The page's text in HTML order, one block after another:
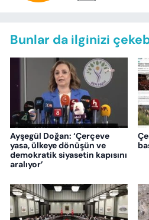
Bunlar da ilginizi
Ayşegül Doğan: ‘Çerçeve
yasa, ülkeye dönüşün ve
demokratik siyasetin kapısını
aralıyor’